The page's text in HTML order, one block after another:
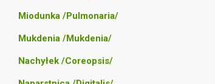
Miodunka /Pulmonaria/
Mukdenia /Mukdenia/
Nachyłek /Coreopsis/